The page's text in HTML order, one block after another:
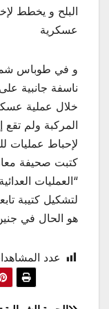
البلح و يخطط
عسكرية
و في طوباس
ناسفة جانبية
خلال عملية
المركبة ولم
لإحباط عمليات
كتبت صحيفة
“العمليات
لتشكيل كتيبة
هو الحال في
عدد